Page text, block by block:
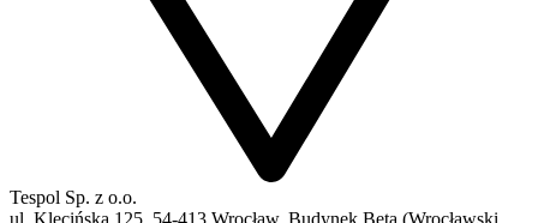
Tespol Sp. z o.o.